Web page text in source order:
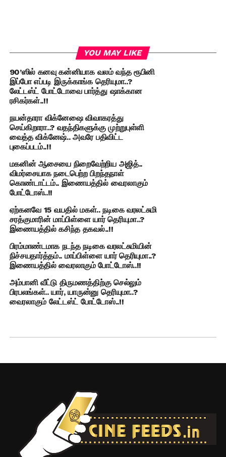
YOU MAY LIKE
90’ஸில் கனவு கன்னியாக வலம் வந்த ரூபினி
இப்போ எப்படி இருக்காங்க தெரியுமா..?
லேட்டஸ்ட் போட்டோவை பார்த்து ஷாக்கான
ரசிகர்கள்..!!
நயன்தாரா விக்னேஷை விவாகரத்து
செய்கிறாரா..? வதந்திகளுக்கு முற்றுபுள்ளி
வைத்த விக்னேஷ்.. அவரே பதிவிட்ட
புகைப்படம்..!!
மகனின் ஆசையை நிறைவேற்றிய அஜித்..
விமர்சையாக நடைபெற்ற பிறந்தநாள்
கொண்டாட்டம்.. இணையத்தில் வைரலாகும்
போட்டோஸ்..!!
ஏற்கனவே 15 வயதில் மகள்.. நடிகை வரலட்சுமி
சரத்குமாரின் மாப்பிள்ளை யார் தெரியுமா..?
இணையத்தில் கசிந்த தகவல்..!!
பிரம்மாண்டமாக நடந்த நடிகை வரலட்சுமியின்
நிச்சயதார்த்தம்.. மாப்பிள்ளை யார் தெரியுமா..?
இணையத்தில் வைரலாகும் போட்டோஸ்..!!
அம்பானி வீட்டு திருமணத்திற்கு செல்லும்
பிரபலங்கள்.. யார், யாருன்னு தெரியுமா..?
வைரலாகும் லேட்டஸ்ட் போட்டோஸ்..!!